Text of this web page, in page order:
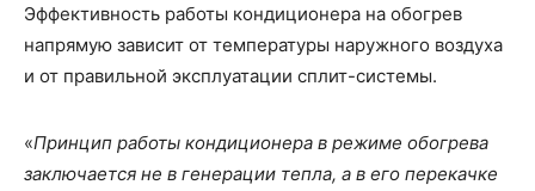
Эффективность работы кондиционера на обогрев
напрямую зависит от температуры наружного воздуха
и от правильной эксплуатации сплит-системы.
«Принцип работы кондиционера в режиме обогрева
заключается не в генерации тепла, а в его перекачке